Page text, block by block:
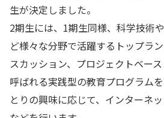
生が決定しました。
2期生には、1期生同様、科学技術
ど様々な分野で活躍するトップラ
スカッション、プロジェクトベース
呼ばれる実践型の教育プログラム
とりの興味に応じて、インターネ